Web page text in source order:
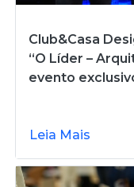
Club&Casa
“O Líder –
evento
Leia Mais